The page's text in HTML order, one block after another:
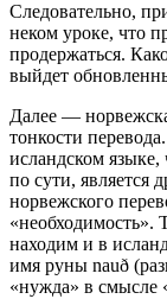
Следовательно,
неком уроке, что
продержаться.
выйдет
Далее —
тонкости
исландском языке,
по сути, является
норвежского
«необходимость».
находим и в
имя руны nauð
«нужда» в смысле